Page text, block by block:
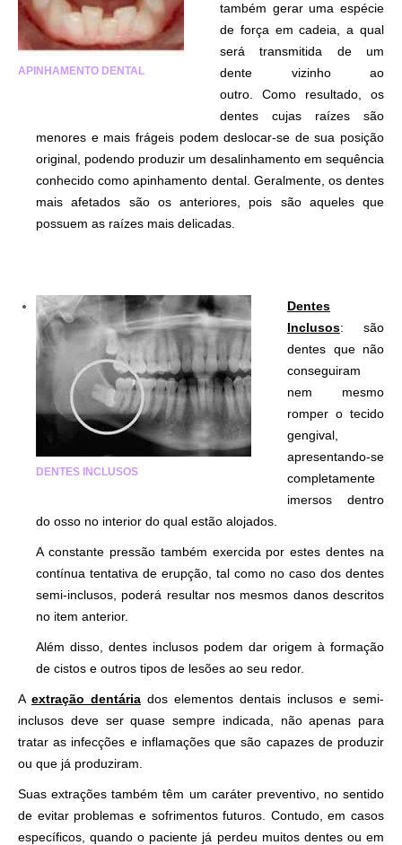
APINHAMENTO DENTAL
também gerar uma espécie
de força em cadeia, a qual
será transmitida de um
dente vizinho ao
outro. Como resultado, os
dentes cujas raízes são
menores e mais frágeis podem deslocar-se de sua posição
original, podendo produzir um desalinhamento em sequência
conhecido como apinhamento dental. Geralmente, os dentes
mais afetados são os anteriores, pois são aqueles que
possuem as raízes mais delicadas.
DENTES INCLUSOS
Dentes
Inclusos: são
dentes que não
conseguiram
nem mesmo
romper o tecido
gengival,
apresentando-se
completamente
imersos dentro
do osso no interior do qual estão alojados.
A constante pressão também exercida por estes dentes na
contínua tentativa de erupção, tal como no caso dos dentes
semi-inclusos, poderá resultar nos mesmos danos descritos
no item anterior.
Além disso, dentes inclusos podem dar origem à formação
de cistos e outros tipos de lesões ao seu redor.
A extração dentária dos elementos dentais inclusos e semi-
inclusos deve ser quase sempre indicada, não apenas para
tratar as infecções e inflamações que são capazes de produzir
ou que já produziram.
Suas extrações também têm um caráter preventivo, no sentido
de evitar problemas e sofrimentos futuros. Contudo, em casos
específicos, quando o paciente já perdeu muitos dentes ou em